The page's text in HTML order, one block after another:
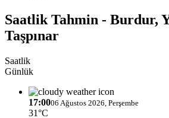
Saatlik Tahmin - Burdur,
Taşpınar
Saatlik
Günlük
17:0006 Ağustos 2026, Perşembe
31°C